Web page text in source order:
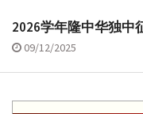
2026学年隆中华独中
09/12/2025